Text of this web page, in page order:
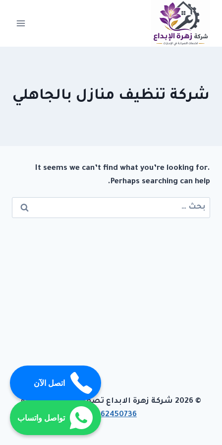
التجاوز
المحتوى
شركة تنظيف منازل بالجاهلي
It seems we can’t find what you’re looking for.
Perhaps searching can help.
البحث
عن:
© 2026 شركة زهرة الابداع تصميم وبرمجة تيفاجو
01062450736
اتصل الآن
تواصل واتساب